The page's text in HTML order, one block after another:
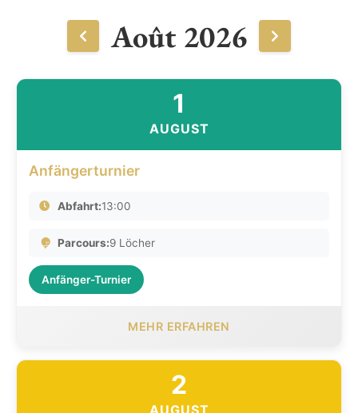
Août 2026
1
AUGUST
Anfängerturnier
Abfahrt:13:00
Parcours:9 Löcher
Anfänger-Turnier
MEHR ERFAHREN
2